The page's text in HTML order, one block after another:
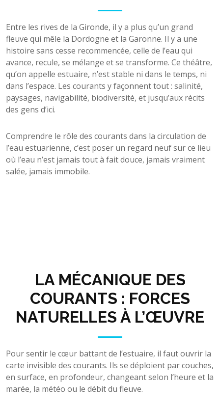
Entre les rives de la Gironde, il y a plus qu’un grand
fleuve qui mêle la Dordogne et la Garonne. Il y a une
histoire sans cesse recommencée, celle de l’eau qui
avance, recule, se mélange et se transforme. Ce théâtre,
qu’on appelle estuaire, n’est stable ni dans le temps, ni
dans l’espace. Les courants y façonnent tout : salinité,
paysages, navigabilité, biodiversité, et jusqu’aux récits
des gens d’ici.
Comprendre le rôle des courants dans la circulation de
l’eau estuarienne, c’est poser un regard neuf sur ce lieu
où l’eau n’est jamais tout à fait douce, jamais vraiment
salée, jamais immobile.
LA MÉCANIQUE DES
COURANTS : FORCES
NATURELLES À L’ŒUVRE
Pour sentir le cœur battant de l’estuaire, il faut ouvrir la
carte invisible des courants. Ils se déploient par couches,
en surface, en profondeur, changeant selon l’heure et la
marée, la météo ou le débit du fleuve.